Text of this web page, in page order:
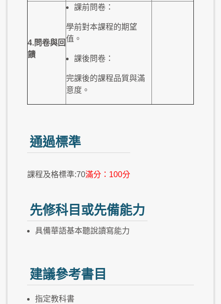
4.問卷與回
饋
課前問卷：
學前對本課程的期望
值。
課後問卷：
完課後的課程品質與滿
意度。
通過標準
課程及格標準:70滿分：100分
先修科目或先備能力
具備華語基本聽說讀寫能力
建議參考書目
指定教科書